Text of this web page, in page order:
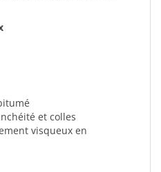
et colles
visqueux en